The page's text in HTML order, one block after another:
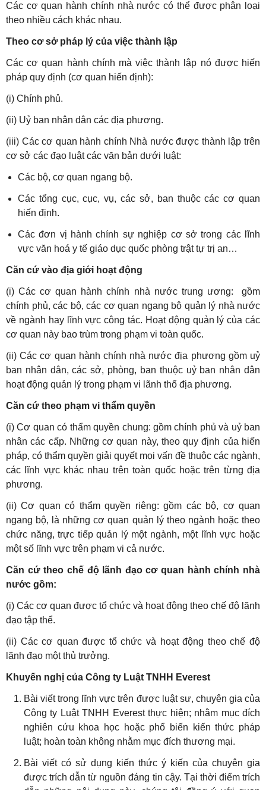
Các cơ quan hành chính nhà nước có thể được phân loại
theo nhiều cách khác nhau.
Theo cơ sở pháp lý của việc thành lập
Các cơ quan hành chính mà việc thành lập nó được hiến
pháp quy định (cơ quan hiến định):
(i) Chính phủ.
(ii) Uỷ ban nhân dân các địa phương.
(iii) Các cơ quan hành chính Nhà nước được thành lập trên
cơ sở các đạo luật các văn bản dưới luật:
Các bộ, cơ quan ngang bộ.
Các tổng cục, cục, vụ, các sở, ban thuộc các cơ quan
hiến định.
Các đơn vị hành chính sự nghiệp cơ sở trong các lĩnh
vực văn hoá y tế giáo dục quốc phòng trật tự trị an…
Căn cứ vào địa giới hoạt động
(i) Các cơ quan hành chính nhà nước trung ương: gồm
chính phủ, các bộ, các cơ quan ngang bộ quản lý nhà nước
về ngành hay lĩnh vực công tác. Hoạt động quản lý của các
cơ quan này bao trùm trong phạm vi toàn quốc.
(ii) Các cơ quan hành chính nhà nước địa phương gồm uỷ
ban nhân dân, các sở, phòng, ban thuộc uỷ ban nhân dân
hoạt động quản lý trong phạm vi lãnh thổ địa phương.
Căn cứ theo phạm vi thẩm quyền
(i) Cơ quan có thẩm quyền chung: gồm chính phủ và uỷ ban
nhân các cấp. Những cơ quan này, theo quy định của hiến
pháp, có thẩm quyền giải quyết mọi vấn đề thuộc các ngành,
các lĩnh vực khác nhau trên toàn quốc hoặc trên từng địa
phương.
(ii) Cơ quan có thẩm quyền riêng: gồm các bộ, cơ quan
ngang bộ, là những cơ quan quản lý theo ngành hoặc theo
chức năng, trực tiếp quản lý một ngành, một lĩnh vực hoặc
một số lĩnh vực trên phạm vi cả nước.
Căn cứ theo chế độ lãnh đạo cơ quan hành chính nhà
nước gồm:
(i) Các cơ quan được tổ chức và hoạt động theo chế độ lãnh
đạo tập thể.
(ii) Các cơ quan được tổ chức và hoạt động theo chế độ
lãnh đạo một thủ trưởng.
Khuyến nghị của Công ty Luật TNHH Everest
Bài viết trong lĩnh vực trên được luật sư, chuyên gia của
Công ty Luật TNHH Everest thực hiện; nhằm mục đích
nghiên cứu khoa học hoặc phổ biến kiến thức pháp
luật; hoàn toàn không nhằm mục đích thương mại.
Bài viết có sử dụng kiến thức ý kiến của chuyên gia
được trích dẫn từ nguồn đáng tin cậy. Tại thời điểm trích